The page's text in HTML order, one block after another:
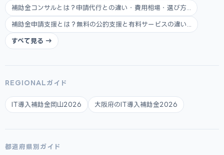
補助金コンサルとは？申請代行との違い・費用相場・選び方...
補助金申請支援とは？無料の公的支援と有料サービスの違い...
すべて見る →
REGIONALガイド
IT導入補助金岡山2026 大阪府のIT導入補助金2026
都道府県別ガイド